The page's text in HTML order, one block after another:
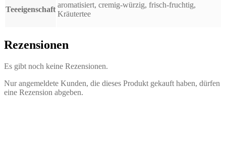
Teeeigenschaft
aromatisiert, cremig-würzig, frisch-fruchtig,
Kräutertee
Rezensionen
Es gibt noch keine Rezensionen.
Nur angemeldete Kunden, die dieses Produkt gekauft haben, dürfen
eine Rezension abgeben.